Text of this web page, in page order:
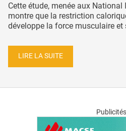
Cette étude, menée aux
montre que la restriction
développe la force musculaire et
LIRE LA SUITE